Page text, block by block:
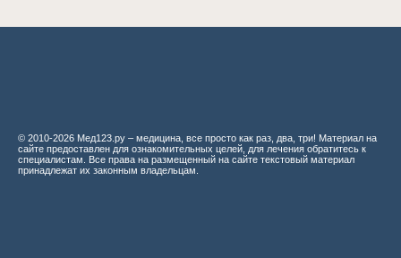
© 2010-2026 Мед123.ру – медицина, все просто как раз, два, три! Материал на
сайте предоставлен для ознакомительных целей, для лечения обратитесь к
специалистам. Все права на размещенный на сайте текстовый материал
принадлежат их законным владельцам.